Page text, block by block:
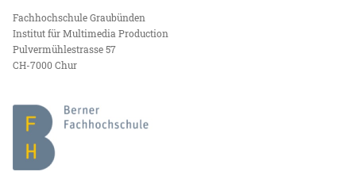
Fachhochschule Graubünden
Institut für Multimedia Production
Pulvermühlestrasse 57
CH-7000 Chur